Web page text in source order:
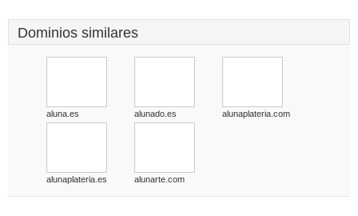
Dominios similares
aluna.es alunado.es alunaplateria.com
alunaplateria.es alunarte.com